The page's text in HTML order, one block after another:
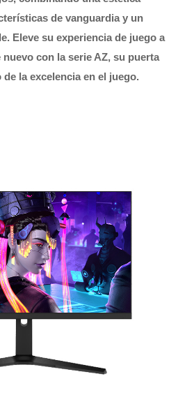
de vanguardia y un
Eleve su experiencia de juego a
con la serie AZ, su puerta
la excelencia en el juego.